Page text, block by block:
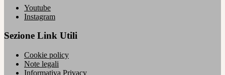
Youtube
Instagram
Sezione Link Utili
Cookie policy
Note legali
Informativa Privacy